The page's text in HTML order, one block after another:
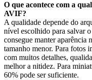
O que acontece com a
AVIF?
A qualidade depende do
nível escolhido para salvar
consegue manter
tamanho menor. Para fotos
com muitos detalhes,
melhor a nitidez. Para
60% pode ser suficiente.